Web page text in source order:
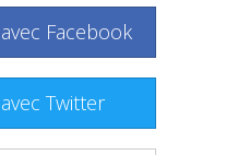
Facebook
Twitter